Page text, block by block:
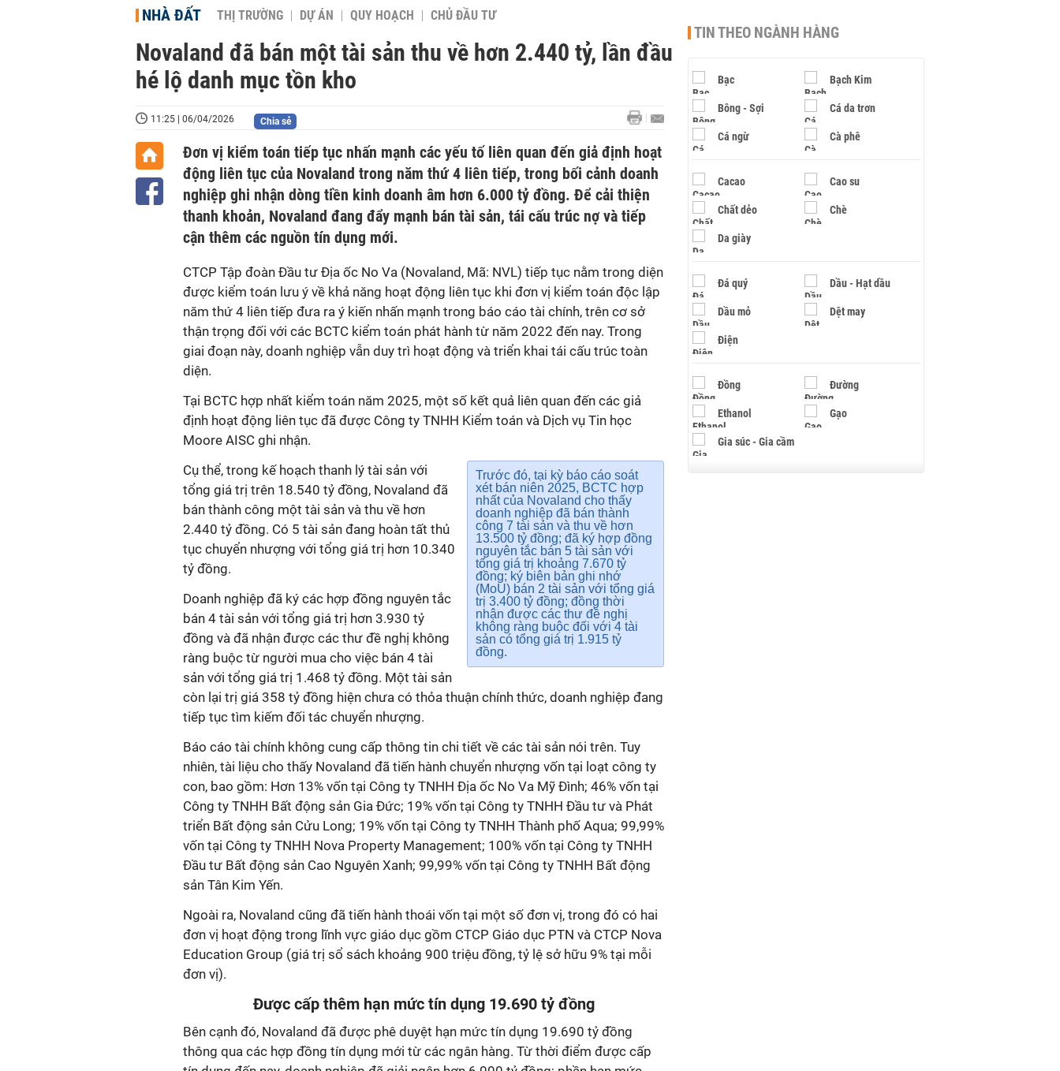
NHÀ ĐẤT THỊ TRƯỜNG DỰ ÁN QUY HOẠCH CHỦ ĐẦU TƯ
Novaland đã bán một tài sản thu về hơn 2.440 tỷ, lần đầu
hé lộ danh mục tồn kho
11:25 | 06/04/2026 Chia sẻ
Đơn vị kiểm toán tiếp tục nhấn mạnh các yếu tố liên quan đến giả định hoạt
động liên tục của Novaland trong năm thứ 4 liên tiếp, trong bối cảnh doanh
nghiệp ghi nhận dòng tiền kinh doanh âm hơn 6.000 tỷ đồng. Để cải thiện
thanh khoản, Novaland đang đẩy mạnh bán tài sản, tái cấu trúc nợ và tiếp
cận thêm các nguồn tín dụng mới.
CTCP Tập đoàn Đầu tư Địa ốc No Va (Novaland, Mã: NVL) tiếp tục nằm trong diện
được kiểm toán lưu ý về khả năng hoạt động liên tục khi đơn vị kiểm toán độc lập
năm thứ 4 liên tiếp đưa ra ý kiến nhấn mạnh trong báo cáo tài chính, trên cơ sở
thận trọng đối với các BCTC kiểm toán phát hành từ năm 2022 đến nay. Trong
giai đoạn này, doanh nghiệp vẫn duy trì hoạt động và triển khai tái cấu trúc toàn
diện.
Tại BCTC hợp nhất kiểm toán năm 2025, một số kết quả liên quan đến các giả
định hoạt động liên tục đã được Công ty TNHH Kiểm toán và Dịch vụ Tin học
Moore AISC ghi nhận.
Trước đó, tại kỳ báo cáo soát
xét bán niên 2025, BCTC hợp
nhất của Novaland cho thấy
doanh nghiệp đã bán thành
công 7 tài sản và thu về hơn
13.500 tỷ đồng; đã ký hợp đồng
nguyên tắc bán 5 tài sản với
tổng giá trị khoảng 7.670 tỷ
đồng; ký biên bản ghi nhớ
(MoU) bán 2 tài sản với tổng giá
trị 3.400 tỷ đồng; đồng thời
nhận được các thư đề nghị
không ràng buộc đối với 4 tài
sản có tổng giá trị 1.915 tỷ
đồng.
Cụ thể, trong kế hoạch thanh lý tài sản với
tổng giá trị trên 18.540 tỷ đồng, Novaland đã
bán thành công một tài sản và thu về hơn
2.440 tỷ đồng. Có 5 tài sản đang hoàn tất thủ
tục chuyển nhượng với tổng giá trị hơn 10.340
tỷ đồng.
Doanh nghiệp đã ký các hợp đồng nguyên tắc
bán 4 tài sản với tổng giá trị hơn 3.930 tỷ
đồng và đã nhận được các thư đề nghị không
ràng buộc từ người mua cho việc bán 4 tài
sản với tổng giá trị 1.468 tỷ đồng. Một tài sản
còn lại trị giá 358 tỷ đồng hiện chưa có thỏa thuận chính thức, doanh nghiệp đang
tiếp tục tìm kiếm đối tác chuyển nhượng.
Báo cáo tài chính không cung cấp thông tin chi tiết về các tài sản nói trên. Tuy
nhiên, tài liệu cho thấy Novaland đã tiến hành chuyển nhượng vốn tại loạt công ty
con, bao gồm: Hơn 13% vốn tại Công ty TNHH Địa ốc No Va Mỹ Đình; 46% vốn tại
Công ty TNHH Bất động sản Gia Đức; 19% vốn tại Công ty TNHH Đầu tư và Phát
triển Bất động sản Cửu Long; 19% vốn tại Công ty TNHH Thành phố Aqua; 99,99%
vốn tại Công ty TNHH Nova Property Management; 100% vốn tại Công ty TNHH
Đầu tư Bất động sản Cao Nguyên Xanh; 99,99% vốn tại Công ty TNHH Bất động
sản Tân Kim Yến.
Ngoài ra, Novaland cũng đã tiến hành thoái vốn tại một số đơn vị, trong đó có hai
đơn vị hoạt động trong lĩnh vực giáo dục gồm CTCP Giáo dục PTN và CTCP Nova
Education Group (giá trị sổ sách khoảng 900 triệu đồng, tỷ lệ sở hữu 9% tại mỗi
đơn vị).
Được cấp thêm hạn mức tín dụng 19.690 tỷ đồng
Bên cạnh đó, Novaland đã được phê duyệt hạn mức tín dụng 19.690 tỷ đồng
thông qua các hợp đồng tín dụng mới từ các ngân hàng. Từ thời điểm được cấp
TIN THEO NGÀNH HÀNG
Bạc Bạch Kim
Bông - Sợi Cá da trơn
Cá ngừ Cà phê
Cacao Cao su
Chất dẻo Chè
Da giày
Đá quý Dầu - Hạt dầu
Dầu mỏ Dệt may
Điện
Đồng Đường
Ethanol Gạo
Gia súc - Gia cầm